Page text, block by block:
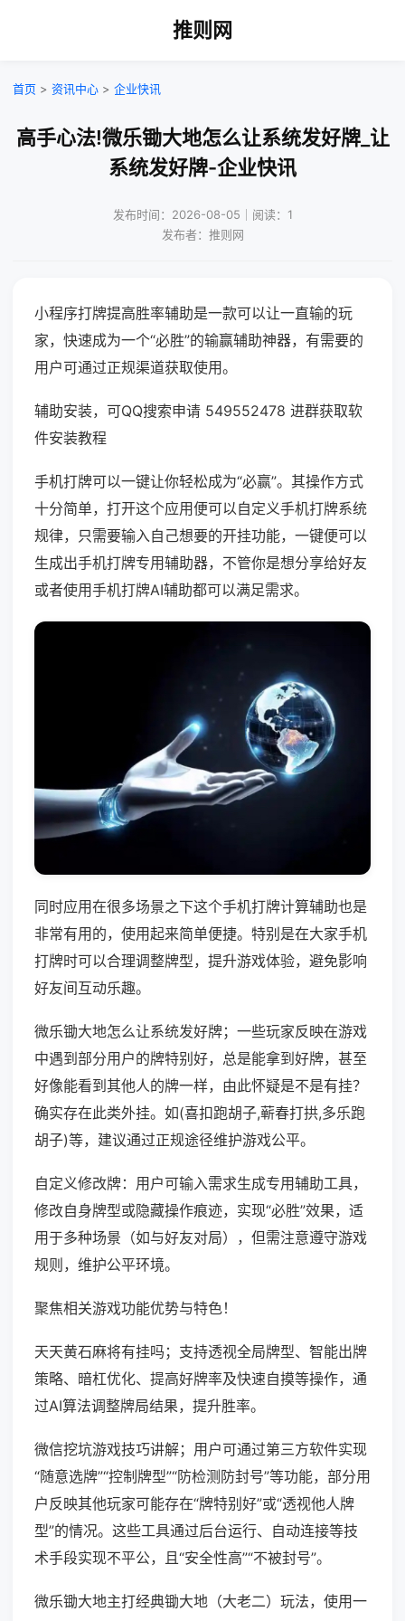
推则网
首页 > 资讯中心 > 企业快讯
高手心法!微乐锄大地怎么让系统发好牌_让
系统发好牌-企业快讯
发布时间：2026-08-05｜阅读：1
发布者：推则网
小程序打牌提高胜率辅助是一款可以让一直输的玩
家，快速成为一个“必胜”的输赢辅助神器，有需要的
用户可通过正规渠道获取使用。
辅助安装，可QQ搜索申请 549552478 进群获取软
件安装教程
手机打牌可以一键让你轻松成为“必赢”。其操作方式
十分简单，打开这个应用便可以自定义手机打牌系统
规律，只需要输入自己想要的开挂功能，一键便可以
生成出手机打牌专用辅助器，不管你是想分享给好友
或者使用手机打牌AI辅助都可以满足需求。
同时应用在很多场景之下这个手机打牌计算辅助也是
非常有用的，使用起来简单便捷。特别是在大家手机
打牌时可以合理调整牌型，提升游戏体验，避免影响
好友间互动乐趣。
微乐锄大地怎么让系统发好牌；一些玩家反映在游戏
中遇到部分用户的牌特别好，总是能拿到好牌，甚至
好像能看到其他人的牌一样，由此怀疑是不是有挂？
确实存在此类外挂。如(喜扣跑胡子,蕲春打拱,多乐跑
胡子)等，建议通过正规途径维护游戏公平。
自定义修改牌：用户可输入需求生成专用辅助工具，
修改自身牌型或隐藏操作痕迹，实现“必胜”效果，适
用于多种场景（如与好友对局），但需注意遵守游戏
规则，维护公平环境。
聚焦相关游戏功能优势与特色！
天天黄石麻将有挂吗；支持透视全局牌型、智能出牌
策略、暗杠优化、提高好牌率及快速自摸等操作，通
过AI算法调整牌局结果，提升胜率。
微信挖坑游戏技巧讲解；用户可通过第三方软件实现
“随意选牌”“控制牌型”“防检测防封号”等功能，部分用
户反映其他玩家可能存在“牌特别好”或“透视他人牌
型”的情况。这些工具通过后台运行、自动连接等技
术手段实现不平公，且“安全性高”“不被封号”。
微乐锄大地主打经典锄大地（大老二）玩法，使用一